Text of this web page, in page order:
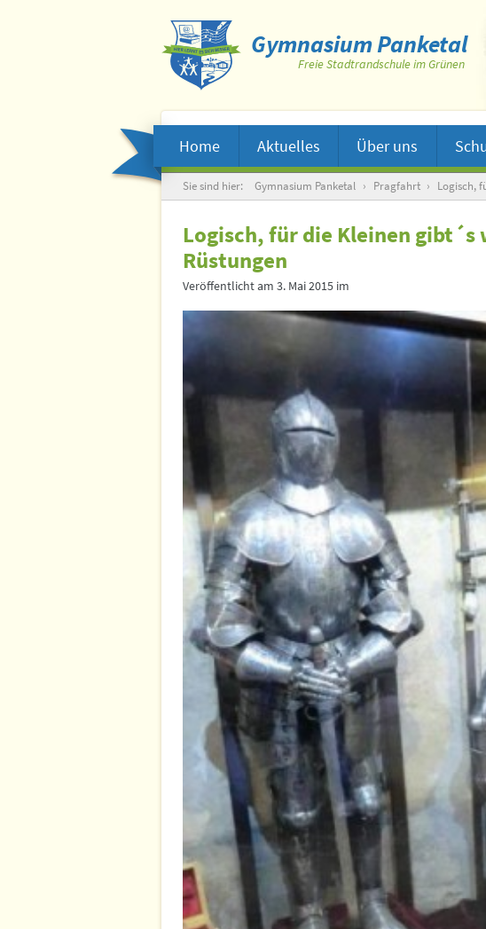
Gymnasium Panketal
Freie Stadtrandschule im Grünen
Home Aktuelles Über uns
Suche
Sie sind hier: Gymnasium Panketal › Pragfahrt › Logisch,
Logisch, für die Kleinen gibt´s
Rüstungen
Veröffentlicht am 3. Mai 2015 im